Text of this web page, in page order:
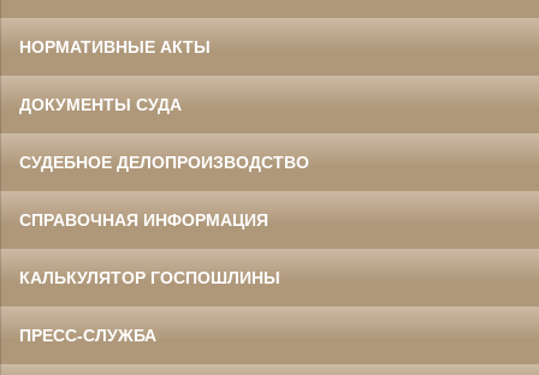
НОРМАТИВНЫЕ АКТЫ
ДОКУМЕНТЫ СУДА
СУДЕБНОЕ ДЕЛОПРОИЗВОДСТВО
СПРАВОЧНАЯ ИНФОРМАЦИЯ
КАЛЬКУЛЯТОР ГОСПОШЛИНЫ
ПРЕСС-СЛУЖБА